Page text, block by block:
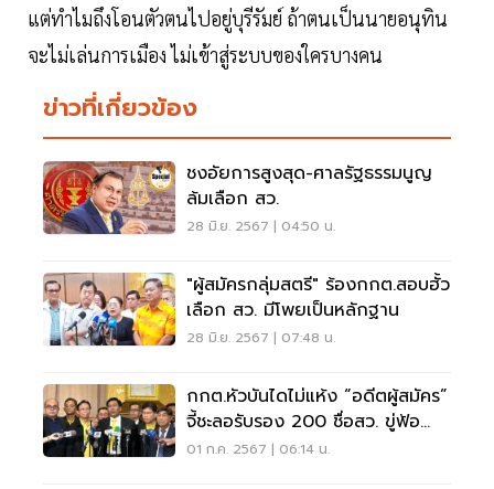
แต่ทำไมถึงโอนตัวตนไปอยู่บุรีรัมย์ ถ้าตนเป็นนายอนุทิน
จะไม่เล่นการเมือง ไม่เข้าสู่ระบบของใครบางคน
ข่าวที่เกี่ยวข้อง
ชงอัยการสูงสุด-ศาลรัฐธรรมนูญ
ล้มเลือก สว.
28 มิ.ย. 2567 | 04:50 น.
"ผู้สมัครกลุ่มสตรี" ร้องกกต.สอบฮั้ว
เลือก สว. มีโพยเป็นหลักฐาน
28 มิ.ย. 2567 | 07:48 น.
กกต.หัวบันไดไม่แห้ง “อดีตผู้สมัคร”
จี้ชะลอรับรอง 200 ชื่อสว. ขู่ฟ้อ
งม.157
01 ก.ค. 2567 | 06:14 น.